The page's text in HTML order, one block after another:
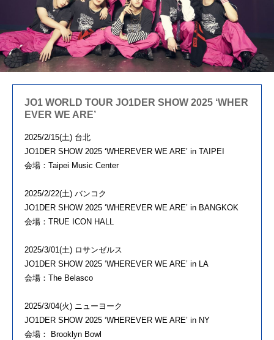
JO1 WORLD TOUR JO1DER SHOW 2025 ‘WHER
EVER WE ARE’
2025/2/15(土) 台北
JO1DER SHOW 2025 ‘WHEREVER WE ARE’ in TAIPEI
会場：Taipei Music Center
2025/2/22(土) バンコク
JO1DER SHOW 2025 ‘WHEREVER WE ARE’ in BANGKOK
会場：TRUE ICON HALL
2025/3/01(土) ロサンゼルス
JO1DER SHOW 2025 ‘WHEREVER WE ARE’ in LA
会場：The Belasco
2025/3/04(火) ニューヨーク
JO1DER SHOW 2025 ‘WHEREVER WE ARE’ in NY
会場： Brooklyn Bowl